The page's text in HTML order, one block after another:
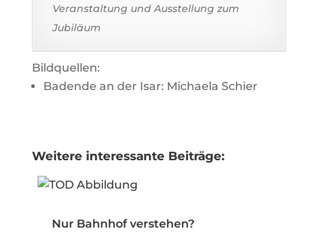
Veranstaltung und Ausstellung zum
Jubiläum
Bildquellen:
Badende an der Isar: Michaela Schier
Weitere interessante Beiträge:
Nur Bahnhof verstehen?